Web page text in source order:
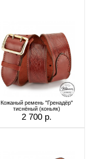
Кожаный ремень "Гренадёр"
тиснёный (коньяк)
2 700 р.